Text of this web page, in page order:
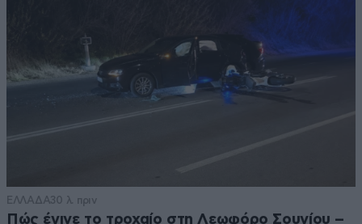
ΕΛΛΑΔΑ30 λ. πριν
Πώς έγινε το τροχαίο στη Λεωφόρο Σουνίου –